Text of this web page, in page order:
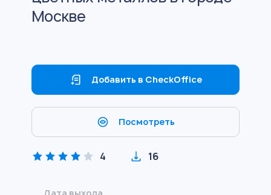
Москве
Добавить в CheckOffice
Посмотреть
4 16